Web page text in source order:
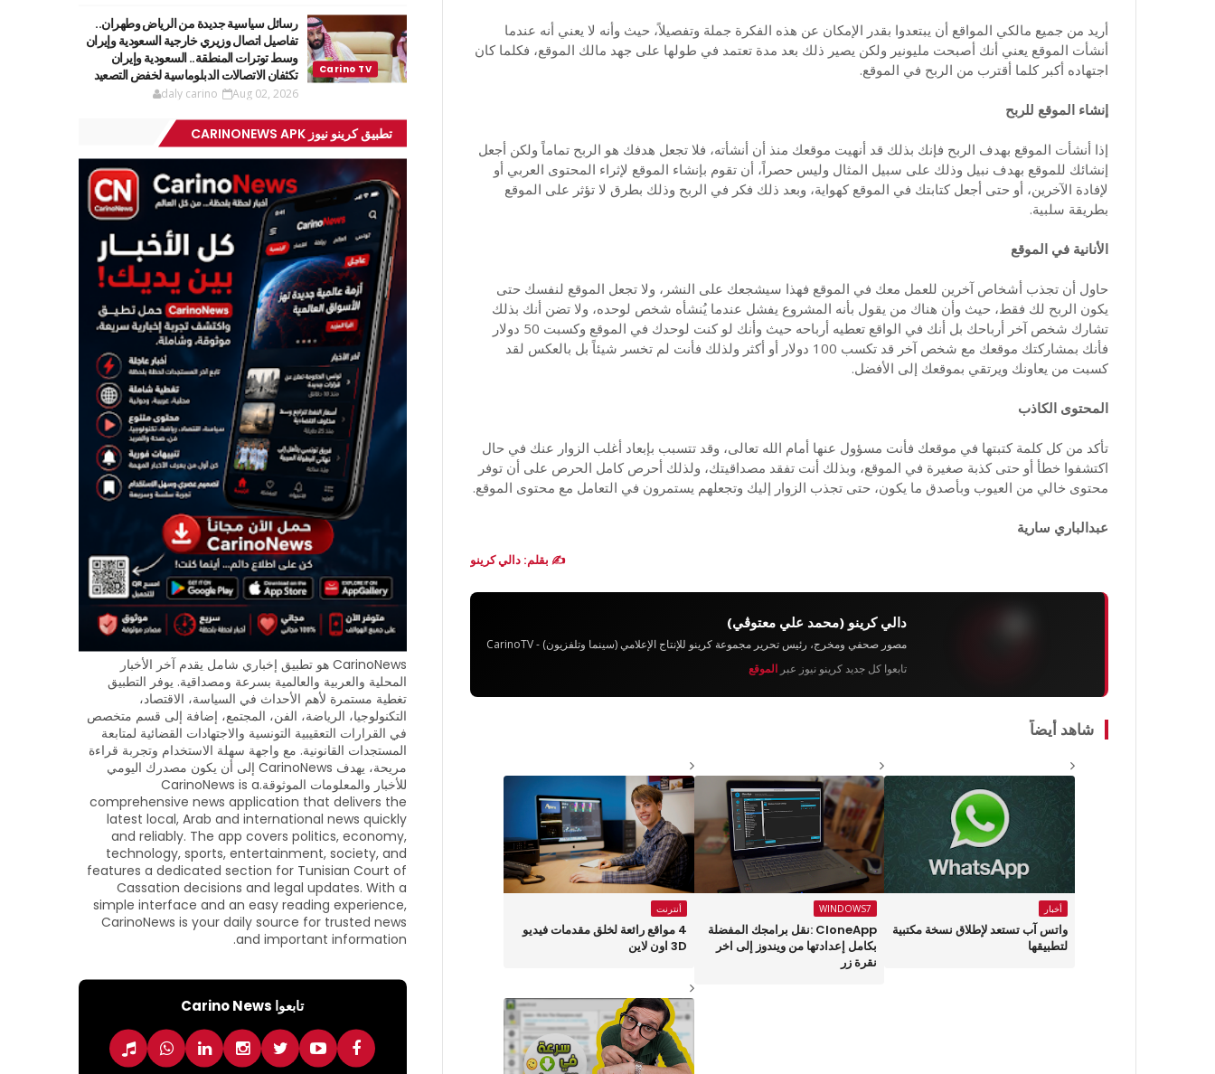
أريد من جميع مالكي المواقع أن يبتعدوا بقدر الإمكان عن هذه الفكرة جملة وتفصيلاً، حيث وأنه لا يعني أنه عندما
أنشأت الموقع يعني أنك أصبحت مليونير ولكن يصير ذلك بعد مدة تعتمد في طولها على جهد مالك الموقع، فكلما كان
اجتهاده أكبر كلما أقترب من الربح في الموقع.
إنشاء الموقع للربح
إذا أنشأت الموقع بهدف الربح فإنك بذلك قد أنهيت موقعك منذ أن أنشأته، فلا تجعل هدفك هو الربح تماماً ولكن أجعل
إنشائك للموقع بهدف نبيل وذلك على سبيل المثال وليس حصراً، أن تقوم بإنشاء الموقع لإثراء المحتوى العربي أو
لإفادة الآخرين، أو حتى أجعل كتابتك في الموقع كهواية، وبعد ذلك فكر في الربح وذلك بطرق لا تؤثر على الموقع
بطريقة سلبية.
الأنانية في الموقع
حاول أن تجذب أشخاص آخرين للعمل معك في الموقع فهذا سيشجعك على النشر، ولا تجعل الموقع لنفسك حتى
يكون الربح لك فقط، حيث وأن هناك من يقول بأنه المشروع يفشل عندما يُنشأه شخص لوحده، ولا تضن أنك بذلك
تشارك شخص آخر أرباحك بل أنك في الواقع تعطيه أرباحه حيث وأنك لو كنت لوحدك في الموقع وكسبت 50 دولار
فأنك بمشاركتك موقعك مع شخص آخر قد تكسب 100 دولار أو أكثر ولذلك فأنت لم تخسر شيئاً بل بالعكس لقد
كسبت من يعاونك ويرتقي بموقعك إلى الأفضل.
المحتوى الكاذب
تأكد من كل كلمة كتبتها في موقعك فأنت مسؤول عنها أمام الله تعالى، وقد تتسبب بإبعاد أغلب الزوار عنك في حال
اكتشفوا خطأ أو حتى كذبة صغيرة في الموقع، وبذلك أنت تفقد مصداقيتك، ولذلك أحرص كامل الحرص على أن توفر
محتوى خالي من العيوب وبأصدق ما يكون، حتى تجذب الزوار إليك وتجعلهم يستمرون في التعامل مع محتوى الموقع.
عبدالباري سارية
✍️ بقلم: دالي كرينو
دالي كرينو (محمد علي معتوڨي)
مصور صحفي ومخرج، رئيس تحرير مجموعة كرينو للإنتاج الإعلامي (سينما وتلفزيون) - CarinoTV
تابعوا كل جديد كرينو نيوز عبرالموقع
شاهد أيضاً
أخبار
واتس آب تستعد لإطلاق نسخة مكتبية
لتطبيقها
WINDOWS7
CloneApp :نقل برامجك المفضلة
بكامل إعدادتها من ويندوز إلى اخر
نقرة زر
أنترنت
4 مواقع رائعة لخلق مقدمات فيديو
3D اون لاين
رسائل سياسية جديدة من الرياض وطهران..
تفاصيل اتصال وزيري خارجية السعودية وإيران
وسط توترات المنطقة.. السعودية وإيران
تكثفان الاتصالات الدبلوماسية لخفض التصعيد
daly carino Aug 02, 2026
تطبيق كرينو نيوز CARINONEWS APK
CarinoNews هو تطبيق إخباري شامل يقدم آخر الأخبار
المحلية والعربية والعالمية بسرعة ومصداقية. يوفر التطبيق
تغطية مستمرة لأهم الأحداث في السياسة، الاقتصاد،
التكنولوجيا، الرياضة، الفن، المجتمع، إضافة إلى قسم متخصص
في القرارات التعقيبية التونسية والاجتهادات القضائية لمتابعة
المستجدات القانونية. مع واجهة سهلة الاستخدام وتجربة قراءة
مريحة، يهدف CarinoNews إلى أن يكون مصدرك اليومي
للأخبار والمعلومات الموثوقة.CarinoNews is a
comprehensive news application that delivers the
latest local, Arab and international news quickly
and reliably. The app covers politics, economy,
technology, sports, entertainment, society, and
features a dedicated section for Tunisian Court of
Cassation decisions and legal updates. With a
simple interface and an easy reading experience,
CarinoNews is your daily source for trusted news
and important information.
تابعوا Carino News